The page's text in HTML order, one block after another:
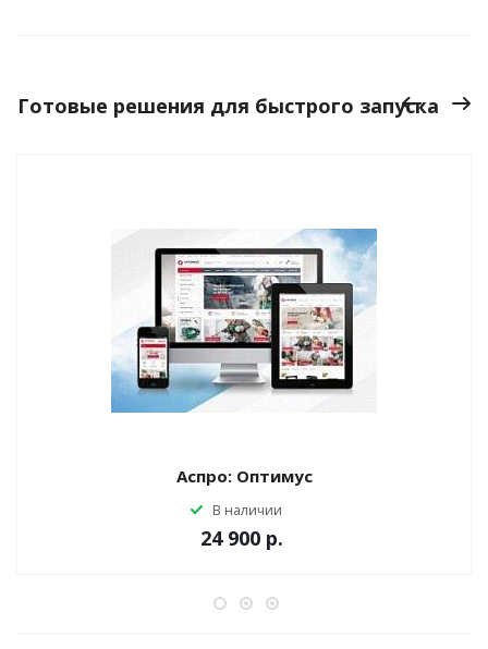
Готовые решения для быстрого запуска
Аспро: Оптимус
В наличии
24 900 р.